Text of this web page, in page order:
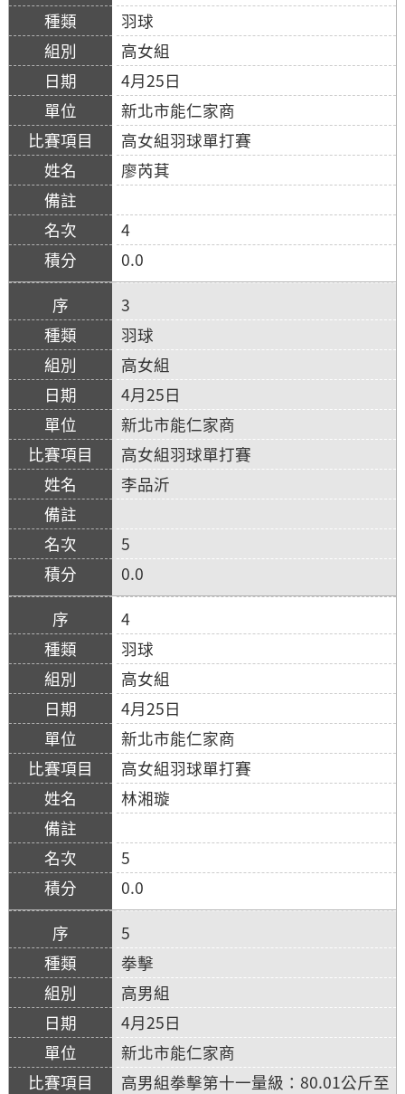
羽球
高女組
4月25日
新北市能仁家商
高女組羽球單打賽
廖芮萁
4
0.0
3
羽球
高女組
4月25日
新北市能仁家商
高女組羽球單打賽
李品沂
5
0.0
4
羽球
高女組
4月25日
新北市能仁家商
高女組羽球單打賽
林湘璇
5
0.0
5
拳擊
高男組
4月25日
新北市能仁家商
高男組拳擊第十一量級：80.01公斤至